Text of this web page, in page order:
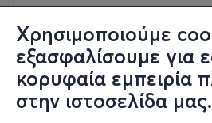
Χρησιμοποιούμε
εξασφαλίσουμε για
κορυφαία εμπειρία
στην ιστοσελίδα μας.
Σαβ, 8/8
17:00